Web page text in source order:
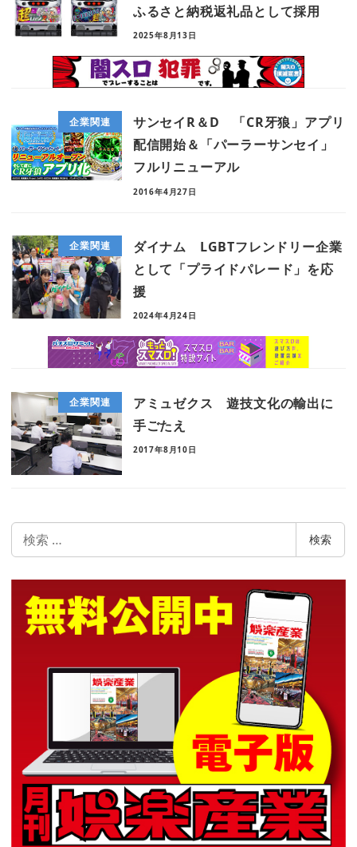
ふるさと納税返礼品として採用
2025年8月13日
企業関連
サンセイR＆D 「CR牙狼」アプリ
配信開始＆「パーラーサンセイ」
フルリニューアル
2016年4月27日
企業関連
ダイナム LGBTフレンドリー企業
として「プライドパレード」を応
援
2024年4月24日
企業関連
アミュゼクス 遊技文化の輸出に
手ごたえ
2017年8月10日
索
検索